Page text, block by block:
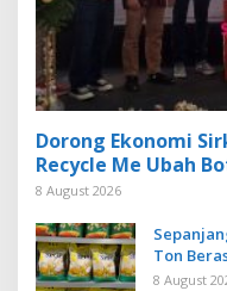
Dorong Ekonomi
Recycle Me Ubah
Baku Baru
8 August 2026
Ton
Moderen
8 August